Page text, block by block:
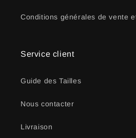
Conditions générales de vente
Service client
Guide des Tailles
Nous contacter
Livraison